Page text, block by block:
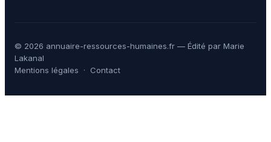
© 2026 annuaire-ressources-humaines.fr — Édité par Marie
Lakanal
Mentions légales · Contact